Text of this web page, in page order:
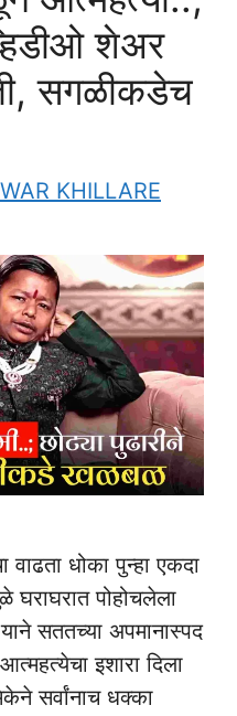
शेअर
सगळीकडेच
KHILLARE
वाढता धोका पुन्हा एकदा
घराघरात पोहोचलेला
याने सततच्या अपमानास्पद
इशारा दिला
सर्वांनाच धक्का